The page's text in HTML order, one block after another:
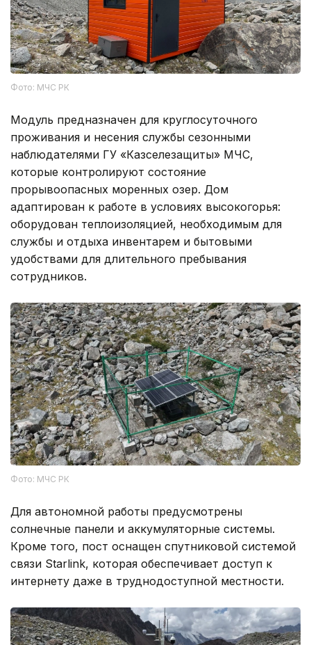
Фото: МЧС РК
Модуль предназначен для круглосуточного
проживания и несения службы сезонными
наблюдателями ГУ «Казселезащиты» МЧС,
которые контролируют состояние
прорывоопасных моренных озер. Дом
адаптирован к работе в условиях высокогорья:
оборудован теплоизоляцией, необходимым для
службы и отдыха инвентарем и бытовыми
удобствами для длительного пребывания
сотрудников.
Фото: МЧС РК
Для автономной работы предусмотрены
солнечные панели и аккумуляторные системы.
Кроме того, пост оснащен спутниковой системой
связи Starlink, которая обеспечивает доступ к
интернету даже в труднодоступной местности.